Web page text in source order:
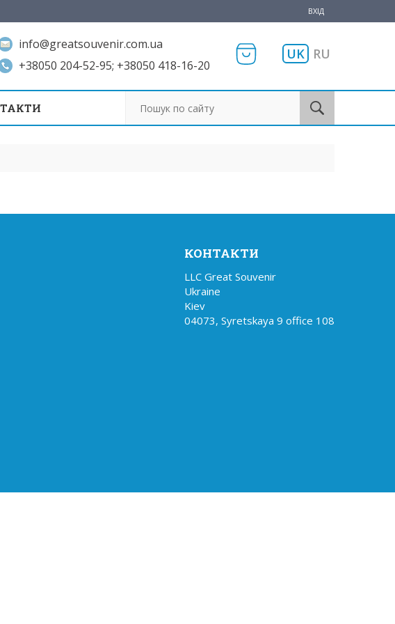
ВХІД
UK RU
info@greatsouvenir.com.ua
+38050 204-52-95; +38050 418-16-20
КОНТАКТИ
LLC Great Souvenir
Ukraine
Kiev
04073, Syretskaya 9 office 108